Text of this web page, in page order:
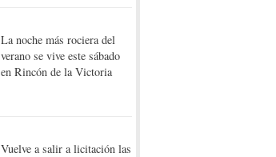
La noche más rociera del
verano se vive este sábado
en Rincón de la Victoria
Vuelve a salir a licitación las